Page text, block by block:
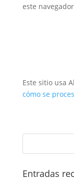
este
Este sitio usa
cómo se
Entradas